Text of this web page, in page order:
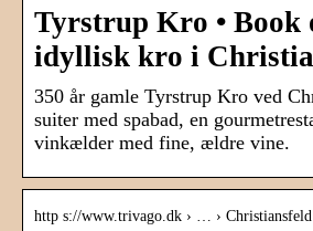
Tyrstrup Kro • Book
idyllisk kro i
350 år gamle Tyrstrup Kro ved
suiter med spabad, en
vinkælder med fine, ældre vine.
http s://www.trivago.dk › … › Christiansfeld